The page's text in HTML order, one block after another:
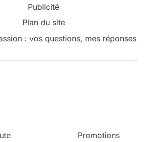
Publicité
Plan du site
: vos questions, mes réponses
Promotions